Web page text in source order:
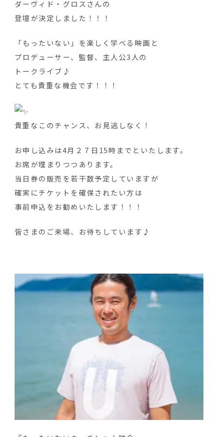
ダーヴィド・グロスさんの
登壇が決定しました！！！
「もったいない」を楽しく学べる映画と
プロデューサー、監督、主人公3人の
トークライブ♪
とても貴重な機会です！！！
貴重なこのチャンス、お見逃しなく！
お申し込みは4月２７日15時までといたします。
お席が埋まりつつあります。
当日券の販売を若干数予定していますが
確実にチケットを確保されたい方は
事前申込をお勧めいたします！！！
皆さまのご来場、お待ちしています♪